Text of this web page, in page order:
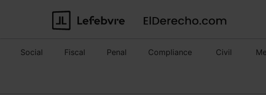
Social Fiscal Penal Compliance Civil